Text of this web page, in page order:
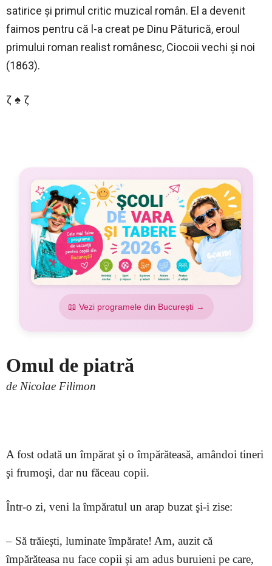
satirice și primul critic muzical român. El a devenit
faimos pentru că l-a creat pe Dinu Păturică, eroul
primului roman realist românesc, Ciocoii vechi și noi
(1863).
ζ ♠ ζ
📖 Vezi programele din București →
Omul de piatră
de Nicolae Filimon
A fost odată un împărat şi o împărăteasă, amândoi tineri
şi frumoşi, dar nu făceau copii.
Într-o zi, veni la împăratul un arap buzat şi-i zise:
– Să trăieşti, luminate împărate! Am, auzit că
împărăteasa nu face copii şi am adus buruieni pe care,